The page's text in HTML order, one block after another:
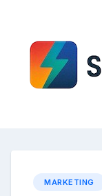
content
MARKETING